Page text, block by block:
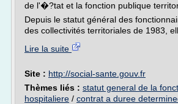
de l'�?tat et la fonction publique
Depuis le statut général des
des collectivités territoriales de 1983,
Lire la suite
Site : http://social-sante.gouv.fr
Thèmes liés : statut general de la
hospitaliere / contrat a duree